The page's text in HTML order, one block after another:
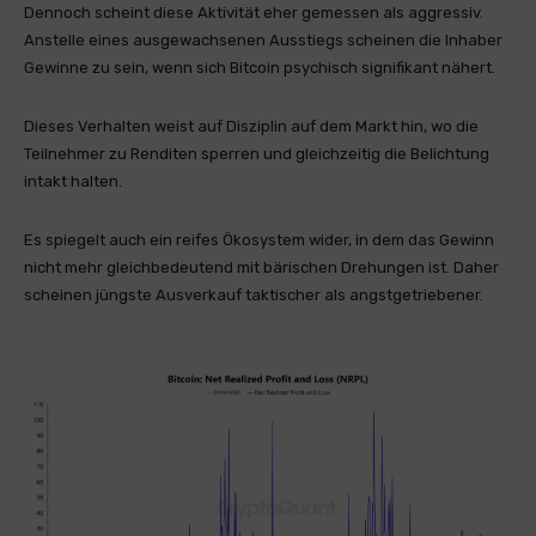
Dennoch scheint diese Aktivität eher gemessen als aggressiv.
Anstelle eines ausgewachsenen Ausstiegs scheinen die Inhaber
Gewinne zu sein, wenn sich Bitcoin psychisch signifikant nähert.
Dieses Verhalten weist auf Disziplin auf dem Markt hin, wo die
Teilnehmer zu Renditen sperren und gleichzeitig die Belichtung
intakt halten.
Es spiegelt auch ein reifes Ökosystem wider, in dem das Gewinn
nicht mehr gleichbedeutend mit bärischen Drehungen ist. Daher
scheinen jüngste Ausverkauf taktischer als angstgetriebener.